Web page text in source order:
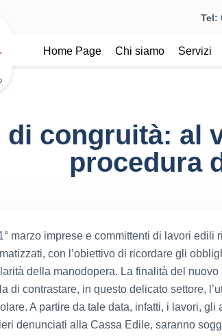
Tel:
Home Page Chi siamo Servizi
di congruità: al
procedura
marzo imprese e committenti di lavori edili
con l’obiettivo di ricordare gli
della manodopera. La finalità del nuovo
di contrastare, in questo delicato settore,
A partire da tale data, infatti, i lavori, gli
denunciati alla Cassa Edile, saranno